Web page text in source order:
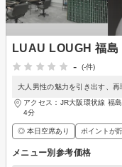
LUAU LOUGH 福島
-
(-件)
大人男性の魅力を引き出す、
アクセス：JR大阪環状線 福
4分
◎ 本日空席あり ポイントが
メニュー別参考価格